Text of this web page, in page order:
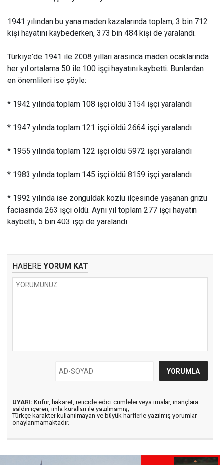
1941 yılından bu yana maden kazalarında toplam, 3 bin 712
kişi hayatını kaybederken, 373 bin 484 kişi de yaralandı.
Türkiye'de 1941 ile 2008 yılları arasında maden ocaklarında
her yıl ortalama 50 ile 100 işçi hayatını kaybetti. Bunlardan
en önemlileri ise şöyle:
* 1942 yılında toplam 108 işçi öldü 3154 işçi yaralandı
* 1947 yılında toplam 121 işçi öldü 2664 işçi yaralandı
* 1955 yılında toplam 122 işçi öldü 5972 işçi yaralandı
* 1983 yılında toplam 145 işçi öldü 8159 işçi yaralandı
* 1992 yılında ise zonguldak kozlu ilçesinde yaşanan grizu
faciasında 263 işçi öldü. Aynı yıl toplam 277 işçi hayatın
kaybetti, 5 bin 403 işçi de yaralandı.
HABERE YORUM KAT
UYARI: Küfür, hakaret, rencide edici cümleler veya imalar, inançlara
saldırı içeren, imla kuralları ile yazılmamış,
Türkçe karakter kullanılmayan ve büyük harflerle yazılmış yorumlar
onaylanmamaktadır.